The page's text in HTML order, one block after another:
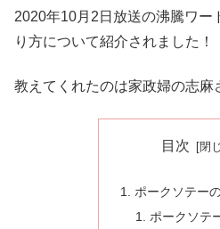
2020年10月2日放送の沸騰ワー
り方について紹介されました！
教えてくれたのは家政婦の志麻
目次
ポークソテー
ポークソテ